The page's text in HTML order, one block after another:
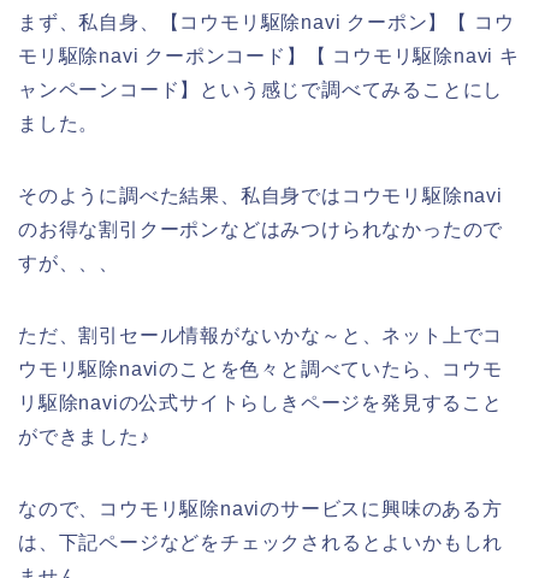
まず、私自身、【コウモリ駆除navi クーポン】【 コウ
モリ駆除navi クーポンコード】【 コウモリ駆除navi キ
ャンペーンコード】という感じで調べてみることにし
ました。
そのように調べた結果、私自身ではコウモリ駆除navi
のお得な割引クーポンなどはみつけられなかったので
すが、、、
ただ、割引セール情報がないかな～と、ネット上でコ
ウモリ駆除naviのことを色々と調べていたら、コウモ
リ駆除naviの公式サイトらしきページを発見すること
ができました♪
なので、コウモリ駆除naviのサービスに興味のある方
は、下記ページなどをチェックされるとよいかもしれ